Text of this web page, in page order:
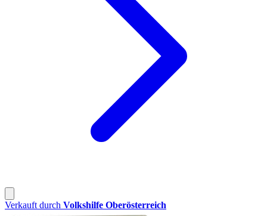
Verkauft durch Volkshilfe Oberösterreich